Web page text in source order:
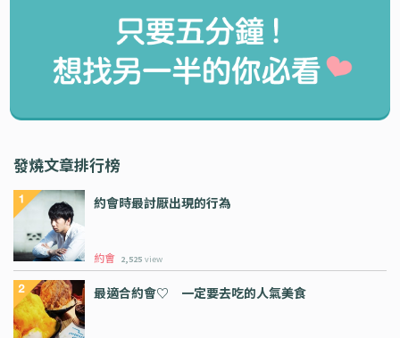
發燒文章排行榜
約會時最討厭出現的行為
約會 2,525 view
最適合約會♡ 一定要去吃的人氣美食